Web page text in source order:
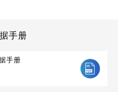
手册
手册